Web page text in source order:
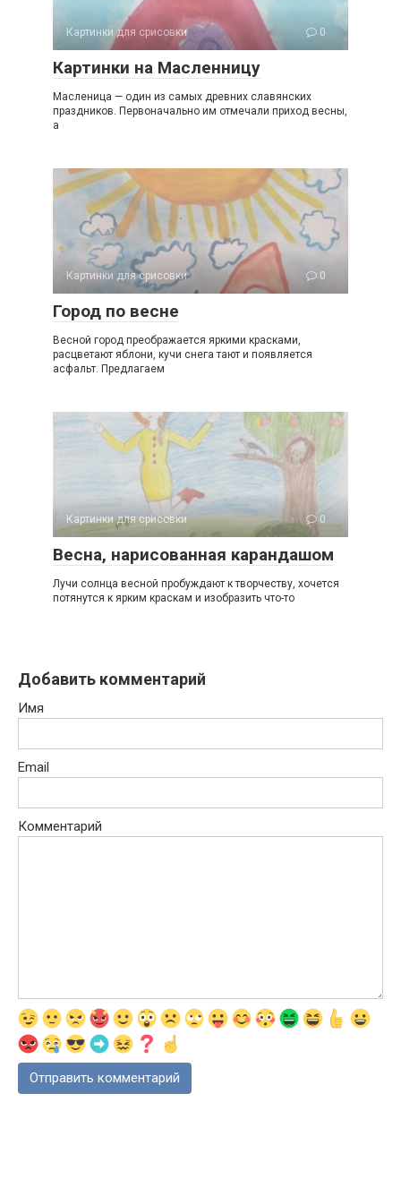
Картинки для срисовки 0
Картинки на Масленницу
Масленица — один из самых древних славянских
праздников. Первоначально им отмечали приход весны,
а
Картинки для срисовки 0
Город по весне
Весной город преображается яркими красками,
расцветают яблони, кучи снега тают и появляется
асфальт. Предлагаем
Картинки для срисовки 0
Весна, нарисованная карандашом
Лучи солнца весной пробуждают к творчеству, хочется
потянутся к ярким краскам и изобразить что-то
Добавить комментарий
Имя
Email
Комментарий